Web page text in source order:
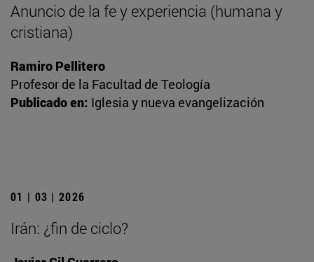
Anuncio de la fe y experiencia (humana y
cristiana)
Ramiro Pellitero
Profesor de la Facultad de Teología
Publicado en: Iglesia y nueva evangelización
01 | 03 | 2026
Irán: ¿fin de ciclo?